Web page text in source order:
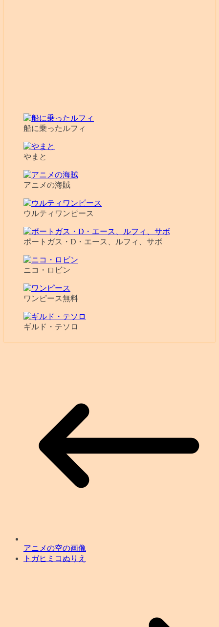
船に乗ったルフィ
やまと
アニメの海賊
ウルティワンピース
ポートガス・D・エース、ルフィ、サボ
ニコ・ロビン
ワンピース無料
ギルド・テソロ
アニメの空の画像
トガヒミコぬりえ